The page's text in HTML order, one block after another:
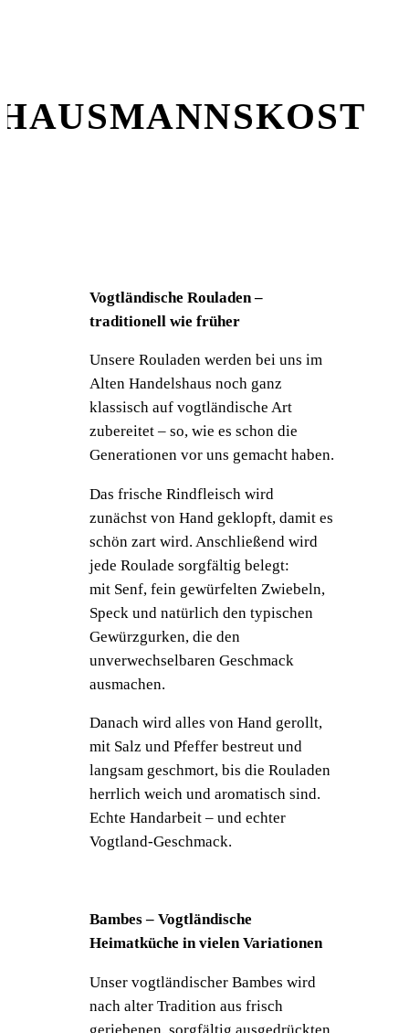
Vogtländische Rouladen –
traditionell wie früher
Unsere Rouladen werden bei uns im
Alten Handelshaus noch ganz
klassisch auf vogtländische Art
zubereitet – so, wie es schon die
Generationen vor uns gemacht haben.
Das frische Rindfleisch wird
zunächst von Hand geklopft, damit es
schön zart wird. Anschließend wird
jede Roulade sorgfältig belegt:
mit Senf, fein gewürfelten Zwiebeln,
Speck und natürlich den typischen
Gewürzgurken, die den
unverwechselbaren Geschmack
ausmachen.
Danach wird alles von Hand gerollt,
mit Salz und Pfeffer bestreut und
langsam geschmort, bis die Rouladen
herrlich weich und aromatisch sind.
Echte Handarbeit – und echter
Vogtland-Geschmack.
Bambes – Vogtländische
Heimatküche in vielen Variationen
Unser vogtländischer Bambes wird
nach alter Tradition aus frisch